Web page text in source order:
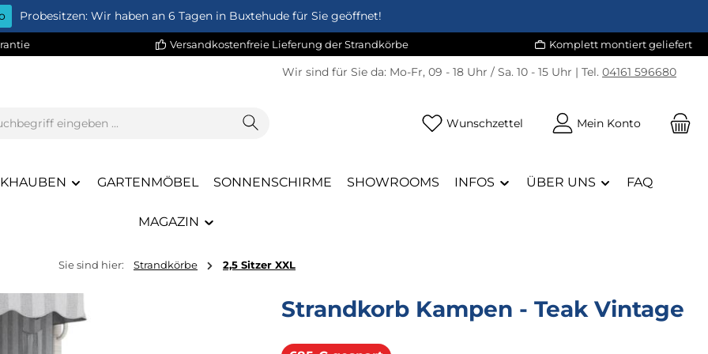
Probesitzen: Wir haben an 6 Tagen in Buxtehude für Sie geöffnet!
Versandkostenfreie Lieferung der Strandkörbe Komplett montiert geliefert
Wir sind für Sie da: Mo-Fr, 09 - 18 Uhr / Sa. 10 - 15 Uhr | Tel. 04161 596680
Wunschzettel Du hast 0 Produkte auf dem
Mein Konto
GARTENMÖBEL SONNENSCHIRME SHOWROOMS INFOS ÜBER UNS FAQ
MAGAZIN
Sie sind hier: Strandkörbe 2,5 Sitzer XXL
Strandkorb Kampen - Teak Vintage